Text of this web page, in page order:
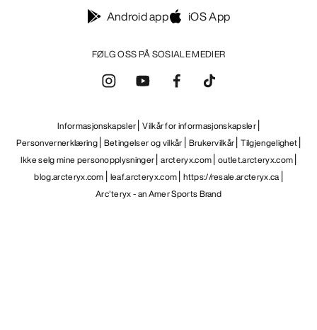
FØLG OSS PÅ SOSIALE MEDIER
Android app iOS App
Informasjonskapsler Vilkår for informasjonskapsler
Personvernerklæring Betingelser og vilkår Brukervilkår Tilgjengelighet
Ikke selg mine personopplysninger arcteryx.com outlet.arcteryx.com
blog.arcteryx.com leaf.arcteryx.com https://resale.arcteryx.ca
Arc'teryx - an Amer Sports Brand